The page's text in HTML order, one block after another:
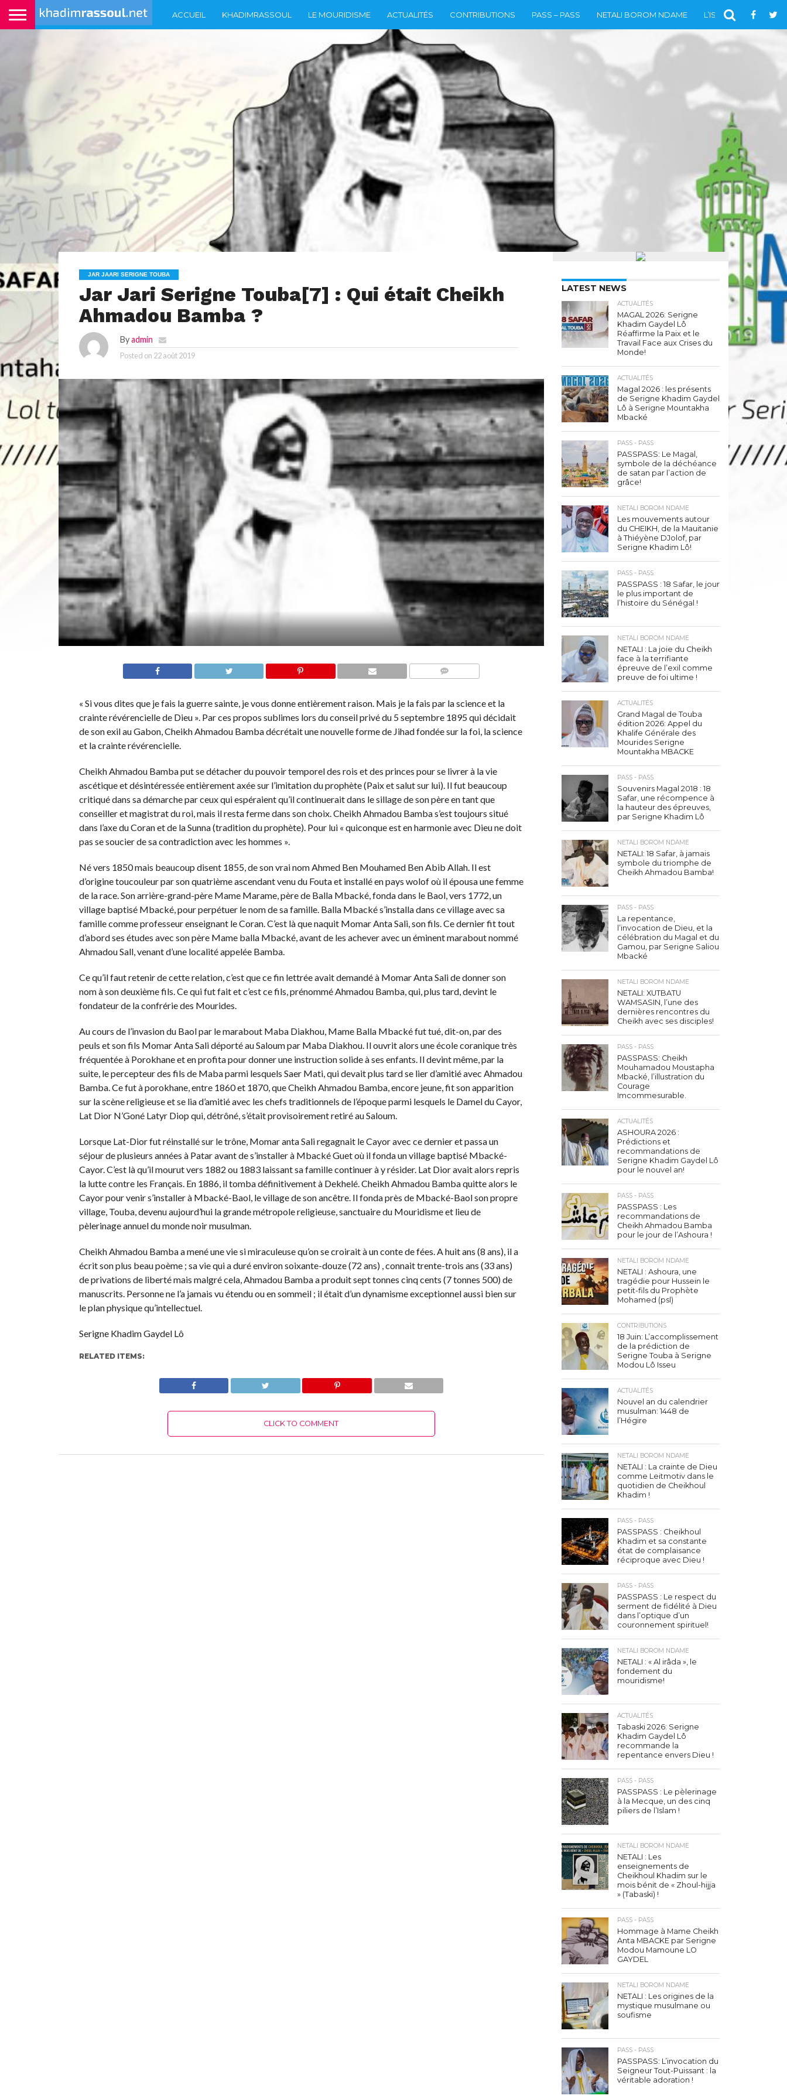
ACCUEIL KHADIMRASSOUL LE MOURIDISME ACTUALITÉS CONTRIBUTIONS PASS – PASS NETALI BOROM NDAME L’ISLAM VIDÉOS
JAR JAARI SERIGNE TOUBA
Jar Jari Serigne Touba[7] : Qui était Cheikh
Ahmadou Bamba ?
Byadmin
Posted on 22 août 2019
« Si vous dites que je fais la guerre sainte, je vous donne entièrement raison. Mais je la fais par la science et la
crainte révérencielle de Dieu ». Par ces propos sublimes lors du conseil privé du 5 septembre 1895 qui décidait
de son exil au Gabon, Cheikh Ahmadou Bamba décrétait une nouvelle forme de Jihad fondée sur la foi, la science
et la crainte révérencielle.
Cheikh Ahmadou Bamba put se détacher du pouvoir temporel des rois et des princes pour se livrer à la vie
ascétique et désintéressée entièrement axée sur l’imitation du prophète (Paix et salut sur lui). Il fut beaucoup
critiqué dans sa démarche par ceux qui espéraient qu’il continuerait dans le sillage de son père en tant que
conseiller et magistrat du roi, mais il resta ferme dans son choix. Cheikh Ahmadou Bamba s’est toujours situé
dans l’axe du Coran et de la Sunna (tradition du prophète). Pour lui « quiconque est en harmonie avec Dieu ne doit
pas se soucier de sa contradiction avec les hommes ».
Né vers 1850 mais beaucoup disent 1855, de son vrai nom Ahmed Ben Mouhamed Ben Abib Allah. Il est
d’origine toucouleur par son quatrième ascendant venu du Fouta et installé en pays wolof où il épousa une femme
de la race. Son arrière-grand-père Mame Marame, père de Balla Mbacké, fonda dans le Baol, vers 1772, un
village baptisé Mbacké, pour perpétuer le nom de sa famille. Balla Mbacké s’installa dans ce village avec sa
famille comme professeur enseignant le Coran. C’est là que naquit Momar Anta Sali, son fils. Ce dernier fit tout
d’abord ses études avec son père Mame balla Mbacké, avant de les achever avec un éminent marabout nommé
Ahmadou Sall, venant d’une localité appelée Bamba.
Ce qu’il faut retenir de cette relation, c’est que ce fin lettrée avait demandé à Momar Anta Sali de donner son
nom à son deuxième fils. Ce qui fut fait et c’est ce fils, prénommé Ahmadou Bamba, qui, plus tard, devint le
fondateur de la confrérie des Mourides.
Au cours de l’invasion du Baol par le marabout Maba Diakhou, Mame Balla Mbacké fut tué, dit-on, par des
peuls et son fils Momar Anta Sali déporté au Saloum par Maba Diakhou. Il ouvrit alors une école coranique très
fréquentée à Porokhane et en profita pour donner une instruction solide à ses enfants. Il devint même, par la
suite, le percepteur des fils de Maba parmi lesquels Saer Mati, qui devait plus tard se lier d’amitié avec Ahmadou
Bamba. Ce fut à porokhane, entre 1860 et 1870, que Cheikh Ahmadou Bamba, encore jeune, fit son apparition
sur la scène religieuse et se lia d’amitié avec les chefs traditionnels de l’époque parmi lesquels le Damel du Cayor,
Lat Dior N’Goné Latyr Diop qui, détrôné, s’était provisoirement retiré au Saloum.
Lorsque Lat-Dior fut réinstallé sur le trône, Momar anta Sali regagnait le Cayor avec ce dernier et passa un
séjour de plusieurs années à Patar avant de s’installer à Mbacké Guet où il fonda un village baptisé Mbacké-
Cayor. C’est là qu’il mourut vers 1882 ou 1883 laissant sa famille continuer à y résider. Lat Dior avait alors repris
la lutte contre les Français. En 1886, il tomba définitivement à Dekhelé. Cheikh Ahmadou Bamba quitte alors le
Cayor pour venir s’installer à Mbacké-Baol, le village de son ancêtre. Il fonda près de Mbacké-Baol son propre
village, Touba, devenu aujourd’hui la grande métropole religieuse, sanctuaire du Mouridisme et lieu de
pèlerinage annuel du monde noir musulman.
Cheikh Ahmadou Bamba a mené une vie si miraculeuse qu’on se croirait à un conte de fées. A huit ans (8 ans), il a
écrit son plus beau poème ; sa vie qui a duré environ soixante-douze (72 ans) , connait trente-trois ans (33 ans)
de privations de liberté mais malgré cela, Ahmadou Bamba a produit sept tonnes cinq cents (7 tonnes 500) de
manuscrits. Personne ne l’a jamais vu étendu ou en sommeil ; il était d’un dynamisme exceptionnel aussi bien sur
le plan physique qu’intellectuel.
Serigne Khadim Gaydel Lô
RELATED ITEMS:
CLICK TO COMMENT
LATEST NEWS
ACTUALITÉS
MAGAL 2026: Serigne
Khadim Gaydel Lô
Réaffirme la Paix et le
Travail Face aux Crises du
Monde!
ACTUALITÉS
Magal 2026 : les présents
de Serigne Khadim Gaydel
Lô à Serigne Mountakha
Mbacké
PASS - PASS
PASSPASS: Le Magal,
symbole de la déchéance
de satan par l’action de
grâce!
NETALI BOROM NDAME
Les mouvements autour
du CHEIKH, de la Mauitanie
à Thiéyène DJolof, par
Serigne Khadim Lô!
PASS - PASS
PASSPASS : 18 Safar, le jour
le plus important de
l’histoire du Sénégal !
NETALI BOROM NDAME
NETALI : La joie du Cheikh
face à la terrifiante
épreuve de l’exil comme
preuve de foi ultime !
ACTUALITÉS
Grand Magal de Touba
édition 2026: Appel du
Khalife Générale des
Mourides Serigne
Mountakha MBACKE
PASS - PASS
Souvenirs Magal 2018 : 18
Safar, une récompence à
la hauteur des épreuves,
par Serigne Khadim Lô
NETALI BOROM NDAME
NETALI: 18 Safar, à jamais
symbole du triomphe de
Cheikh Ahmadou Bamba!
PASS - PASS
La repentance,
l’invocation de Dieu, et la
célébration du Magal et du
Gamou, par Serigne Saliou
Mbacké
NETALI BOROM NDAME
NETALI: XUTBATU
WAMSASIN, l’une des
dernières rencontres du
Cheikh avec ses disciples!
PASS - PASS
PASSPASS: Cheikh
Mouhamadou Moustapha
Mbacké, l’illustration du
Courage
Imcommesurable.
ACTUALITÉS
ASHOURA 2026 :
Prédictions et
recommandations de
Serigne Khadim Gaydel Lô
pour le nouvel an!
PASS - PASS
PASSPASS : Les
recommandations de
Cheikh Ahmadou Bamba
pour le jour de l’Ashoura !
NETALI BOROM NDAME
NETALI : Ashoura, une
tragédie pour Hussein le
petit-fils du Prophète
Mohamed (psl)
CONTRIBUTIONS
18 Juin: L’accomplissement
de la prédiction de
Serigne Touba à Serigne
Modou Lô Isseu
ACTUALITÉS
Nouvel an du calendrier
musulman: 1448 de
l’Hégire
NETALI BOROM NDAME
NETALI : La crainte de Dieu
comme Leitmotiv dans le
quotidien de Cheikhoul
Khadim !
PASS - PASS
PASSPASS : Cheikhoul
Khadim et sa constante
état de complaisance
réciproque avec Dieu !
PASS - PASS
PASSPASS : Le respect du
serment de fidélité à Dieu
dans l’optique d’un
couronnement spirituel!
NETALI BOROM NDAME
NETALI : « Al irâda », le
fondement du
mouridisme!
ACTUALITÉS
Tabaski 2026: Serigne
Khadim Gaydel Lô
recommande la
repentance envers Dieu !
PASS - PASS
PASSPASS : Le pèlerinage
à la Mecque, un des cinq
piliers de l’Islam !
NETALI BOROM NDAME
NETALI : Les
enseignements de
Cheikhoul Khadim sur le
mois bénit de « Zhoul-hijja
» (Tabaski) !
PASS - PASS
Hommage à Mame Cheikh
Anta MBACKE par Serigne
Modou Mamoune LO
GAYDEL
NETALI BOROM NDAME
NETALI : Les origines de la
mystique musulmane ou
soufisme
PASS - PASS
PASSPASS: L’invocation du
Seigneur Tout-Puissant : la
véritable adoration !